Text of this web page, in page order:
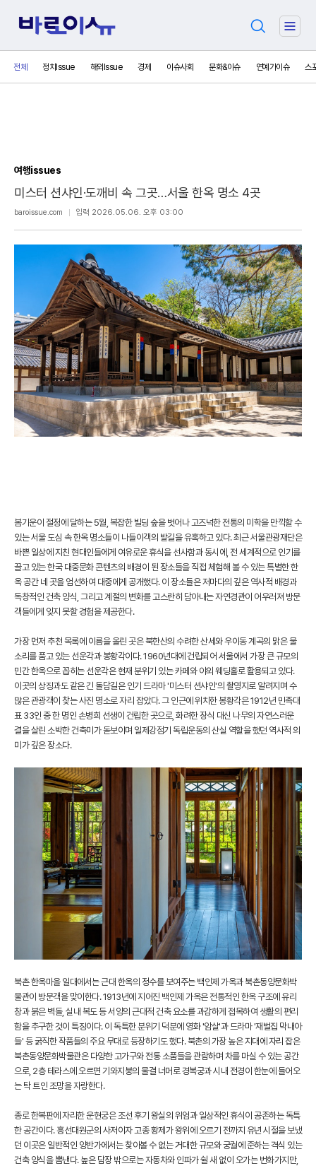
검
주
비
스
전체 정치Issue 해외Issue 경제 이슈사회 문화&이슈 연예가이슈 스
여행issues
미스터 션샤인·도깨비 속 그곳…서울 한옥 명소 4곳
baroissue.com 입력 2026.05.06. 오후 03:00
기
봄기운이 절정에 달하는 5월, 복잡한 빌딩 숲을 벗어나 고즈넉한 전통의 미학을 만끽할 수
있는 서울 도심 속 한옥 명소들이 나들이객의 발길을 유혹하고 있다. 최근 서울관광재단은
바쁜 일상에 지친 현대인들에게 여유로운 휴식을 선사함과 동시에, 전 세계적으로 인기를
끌고 있는 한국 대중문화 콘텐츠의 배경이 된 장소들을 직접 체험해 볼 수 있는 특별한 한
옥 공간 네 곳을 엄선하여 대중에게 공개했다. 이 장소들은 저마다의 깊은 역사적 배경과
독창적인 건축 양식, 그리고 계절의 변화를 고스란히 담아내는 자연경관이 어우러져 방문
객들에게 잊지 못할 경험을 제공한다.
가장 먼저 추천 목록에 이름을 올린 곳은 북한산의 수려한 산세와 우이동 계곡의 맑은 물
소리를 품고 있는 선운각과 봉황각이다. 1960년대에 건립되어 서울에서 가장 큰 규모의
민간 한옥으로 꼽히는 선운각은 현재 분위기 있는 카페와 야외 웨딩홀로 활용되고 있다.
이곳의 상징과도 같은 긴 돌담길은 인기 드라마 '미스터 션샤인'의 촬영지로 알려지며 수
많은 관광객이 찾는 사진 명소로 자리 잡았다. 그 인근에 위치한 봉황각은 1912년 민족대
표 33인 중 한 명인 손병희 선생이 건립한 곳으로, 화려한 장식 대신 나무의 자연스러운
결을 살린 소박한 건축미가 돋보이며 일제강점기 독립운동의 산실 역할을 했던 역사적 의
미가 깊은 장소다.
북촌 한옥마을 일대에서는 근대 한옥의 정수를 보여주는 백인제 가옥과 북촌동양문화박
물관이 방문객을 맞이한다. 1913년에 지어진 백인제 가옥은 전통적인 한옥 구조에 유리
창과 붉은 벽돌, 실내 복도 등 서양의 근대적 건축 요소를 과감하게 접목하여 생활의 편리
함을 추구한 것이 특징이다. 이 독특한 분위기 덕분에 영화 '암살'과 드라마 '재벌집 막내아
들' 등 굵직한 작품들의 주요 무대로 등장하기도 했다. 북촌의 가장 높은 지대에 자리 잡은
북촌동양문화박물관은 다양한 고가구와 전통 소품들을 관람하며 차를 마실 수 있는 공간
으로, 2층 테라스에 오르면 기와지붕의 물결 너머로 경복궁과 시내 전경이 한눈에 들어오
는 탁 트인 조망을 자랑한다.
종로 한복판에 자리한 운현궁은 조선 후기 왕실의 위엄과 일상적인 휴식이 공존하는 독특
한 공간이다. 흥선대원군의 사저이자 고종 황제가 왕위에 오르기 전까지 유년 시절을 보냈
던 이곳은 일반적인 양반가에서는 찾아볼 수 없는 거대한 규모와 궁궐에 준하는 격식 있는
건축 양식을 뽐낸다. 높은 담장 밖으로는 자동차와 인파가 쉴 새 없이 오가는 번화가지만,